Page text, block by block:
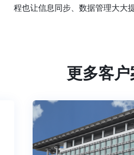
程也让信息同步、数据管理大大提
更多客户